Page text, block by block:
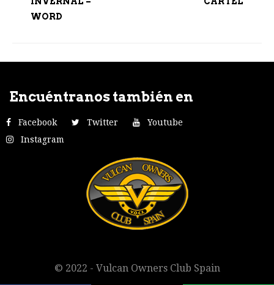
WORD
Encuéntranos también en
Facebook Twitter
Youtube
Instagram
© 2022 - Vulcan Owners Club Spain